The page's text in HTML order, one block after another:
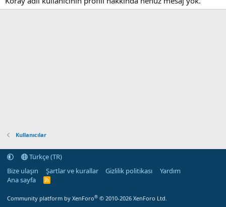
Kullanıcılar
Türkçe (TR)
Bize ulaşın
Şartlar ve kurallar Gizlilik politikası
Yardım
Ana sayfa
R
Community platform by XenForo® © 2010-2026 XenForo Ltd.